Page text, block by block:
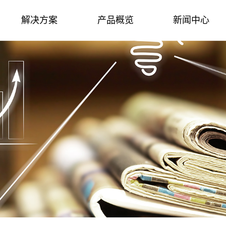
新闻中心
产品概览
解决方案